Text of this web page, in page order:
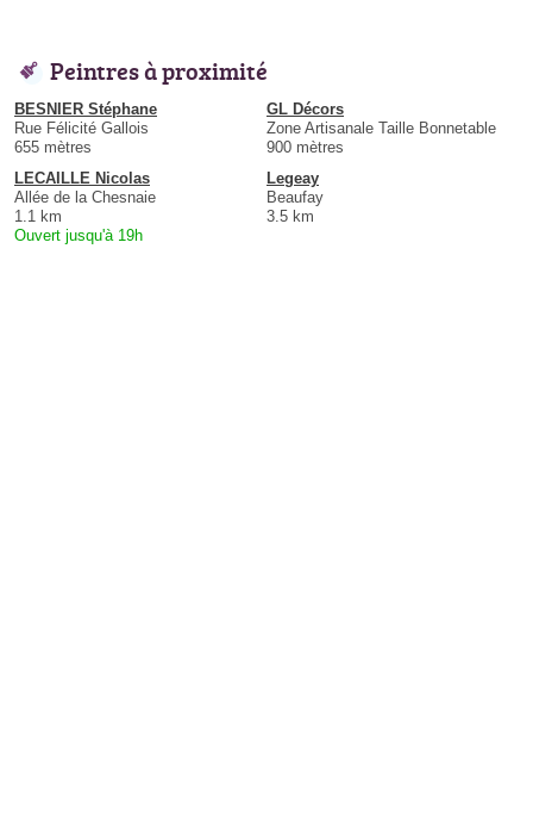
Peintres à proximité
BESNIER Stéphane
Rue Félicité Gallois
655 mètres
GL Décors
Zone Artisanale Taille Bonnetable
900 mètres
LECAILLE Nicolas
Allée de la Chesnaie
1.1 km
Ouvert jusqu'à 19h
Legeay
Beaufay
3.5 km